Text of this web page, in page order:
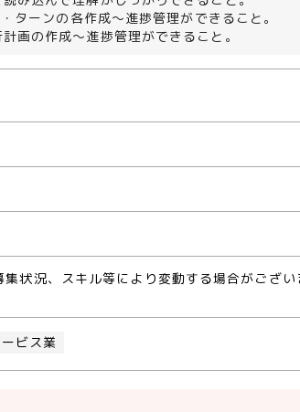
ターンの各作成～進捗管理ができること。
画の作成～進捗管理ができること。
集状況、スキル等により変動する場合がござ
ビス業